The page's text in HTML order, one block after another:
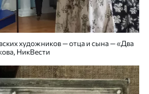
художников — отца и сына — «Два
НикВести